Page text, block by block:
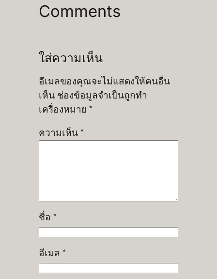
Comments
ใส่ความเห็น
อีเมลของคุณจะไม่แสดงให้คนอื่น
เห็น ช่องข้อมูลจำเป็นถูกทำ
เครื่องหมาย *
ความเห็น*
ชื่อ *
อีเมล *